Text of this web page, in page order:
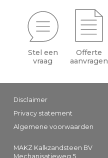
Stel een
vraag
Offerte
aanvragen
Disclaimer
Privacy statement
Algemene voorwaarden
MAKZ Kalkzandsteen BV
Mechanisatieweg 5